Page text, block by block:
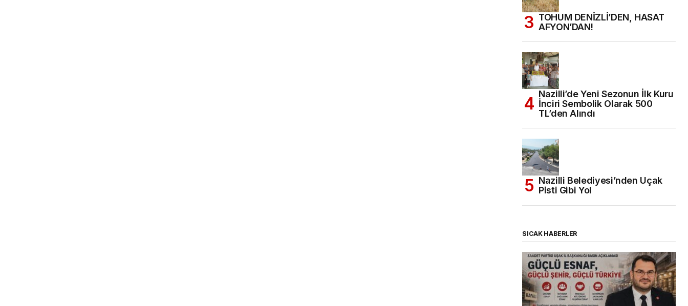
TOHUM DENİZLİ’DEN, HASAT
AFYON’DAN!
Nazilli’de Yeni Sezonun İlk Kuru
İnciri Sembolik Olarak 500
TL’den Alındı
Nazilli Belediyesi’nden Uçak
Pisti Gibi Yol
SICAK HABERLER